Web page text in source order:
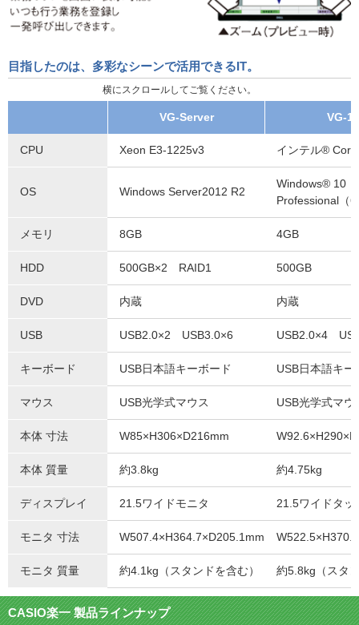
目指したのは、多彩なシーンで活用できるIT。
横にスクロールしてご覧ください。
VG-Server VG-10
CPU Xeon E3-1225v3 インテル®
OS Windows Server2012 R2
Windows® 10
Professional（
メモリ 8GB 4GB
HDD 500GB×2 RAID1 500GB
DVD 内蔵 内蔵
USB USB2.0×2 USB3.0×6 USB2.0×4
キーボード USB日本語キーボード USB日本語キー
マウス USB光学式マウス USB光学式マウ
本体 寸法 W85×H306×D216mm
本体 質量 約3.8kg 約4.75kg
ディスプレイ 21.5ワイドモニタ 21.5ワイドタッ
モニタ 寸法 W507.4×H364.7×D205.1mm
モニタ 質量 約4.1kg（スタンドを含む） 約5.8kg（スタ
CASIO楽一 製品ラインナップ